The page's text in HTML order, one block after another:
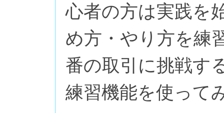
心者の方は実践を
め方・やり方を練
番の取引に挑戦す
練習機能を使って